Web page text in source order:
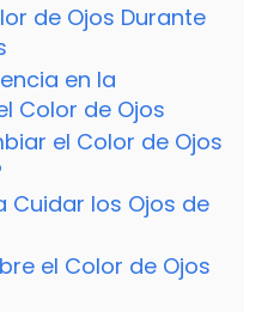
de Ojos Durante
en la
Color de Ojos
el Color de Ojos
Cuidar los Ojos de
el Color de Ojos